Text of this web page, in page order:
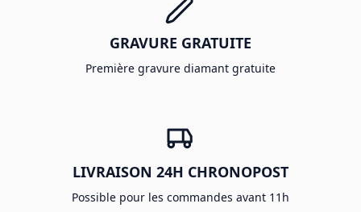
GRAVURE GRATUITE
Première gravure diamant gratuite
LIVRAISON 24H CHRONOPOST
Possible pour les commandes avant 11h